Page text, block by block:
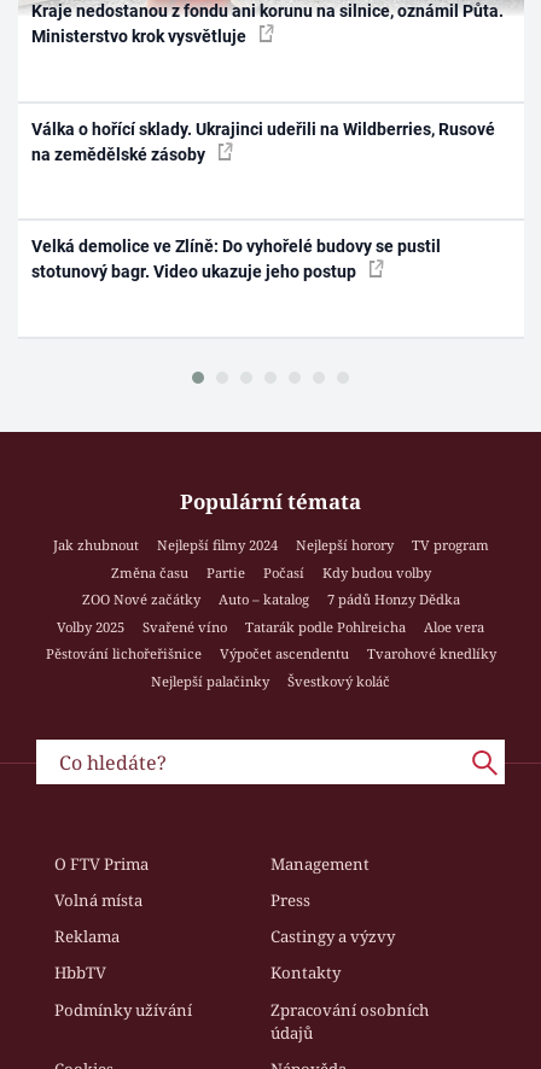
Kraje nedostanou z fondu ani korunu na silnice, oznámil Půta.
Ministerstvo krok vysvětluje
Válka o hořící sklady. Ukrajinci udeřili na Wildberries, Rusové
na zemědělské zásoby
Velká demolice ve Zlíně: Do vyhořelé budovy se pustil
stotunový bagr. Video ukazuje jeho postup
Populární témata
Jak zhubnout Nejlepší filmy 2024 Nejlepší horory
TV program
Změna času
Partie Počasí
Kdy budou volby
ZOO Nové začátky
Auto – katalog
7 pádů Honzy Dědka
Volby 2025
Svařené víno Tatarák podle Pohlreicha
Aloe vera
Pěstování lichořeřišnice
Výpočet ascendentu
Tvarohové knedlíky
Nejlepší palačinky
Švestkový koláč
O FTV Prima
Management
Volná místa
Press
Reklama
Castingy a výzvy
HbbTV
Kontakty
Podmínky užívání
Zpracování osobních
údajů